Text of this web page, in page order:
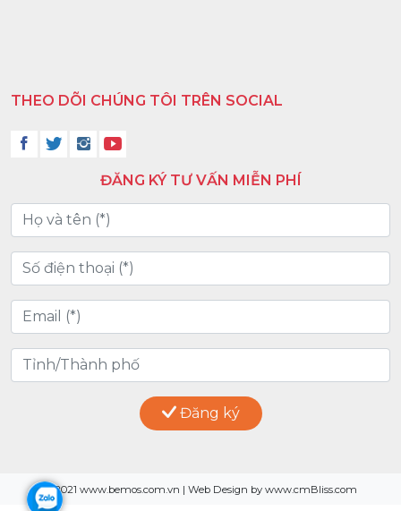
THEO DÕI CHÚNG TÔI TRÊN SOCIAL
ĐĂNG KÝ TƯ VẤN MIỄN PHÍ
Đăng ký
© 2021 www.bemos.com.vn | Web Design by www.cmBliss.com